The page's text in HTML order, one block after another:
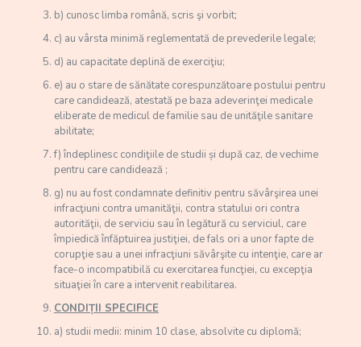
b) cunosc limba română, scris şi vorbit;
c) au vârsta minimă reglementată de prevederile legale;
d) au capacitate deplină de exerciţiu;
e) au o stare de sănătate corespunzătoare postului pentru
care candidează, atestată pe baza adeverinţei medicale
eliberate de medicul de familie sau de unităţile sanitare
abilitate;
f) îndeplinesc condiţiile de studii și după caz, de vechime
pentru care candidează ;
g) nu au fost condamnate definitiv pentru săvârşirea unei
infracţiuni contra umanităţii, contra statului ori contra
autorităţii, de serviciu sau în legătură cu serviciul, care
împiedică înfăptuirea justiţiei, de fals ori a unor fapte de
corupţie sau a unei infracţiuni săvârşite cu intenţie, care ar
face-o incompatibilă cu exercitarea funcţiei, cu excepţia
situaţiei în care a intervenit reabilitarea.
CONDIȚII SPECIFICE
a) studii medii: minim 10 clase, absolvite cu diplomă;